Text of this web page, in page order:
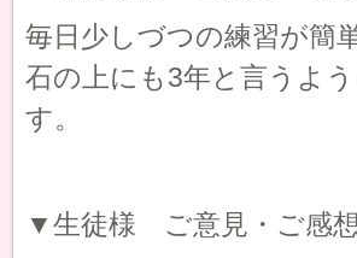
毎日少しづつの練習が簡
石の上にも3年と言うよ
す。
▼生徒様 ご意見・ご感想